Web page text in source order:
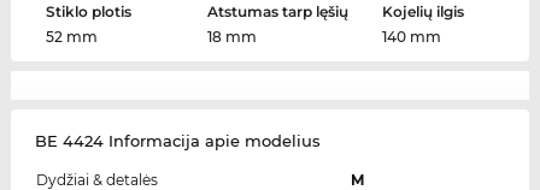
Stiklo plotis
52 mm
Atstumas tarp lęšių
18 mm
Kojelių ilgis
140 mm
BE 4424 Informacija apie modelius
Dydžiai & detalės
M